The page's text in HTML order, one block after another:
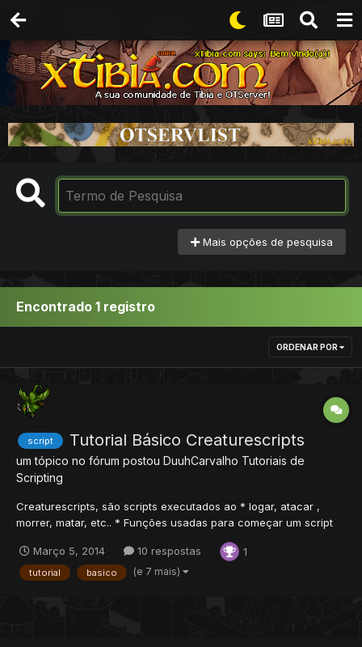
Mais opções de pesquisa
Encontrado 1 registro
ORDENAR POR
script Tutorial Básico Creaturescripts
um tópico no fórum postou DuuhCarvalho Tutoriais de
Scripting
Creaturescripts, são scripts executados ao * logar, atacar ,
morrer, matar, etc.. * Funções usadas para começar um script
Ao deslogar. onAdvance(cid, skill, oldLevel, newLevel) -- Ao
upar. onStatsChange(cid, attacker, ty...
Março 5, 2014 10 respostas 1
tutorial basico (e 7 mais)